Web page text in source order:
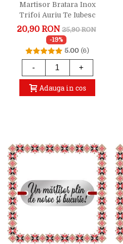
Martisor Bratara Inox
Trifoi Auriu Te Iubesc
Mama
20,90 RON 25,90 RON
-19%
5.00 (6)
- +
Adauga in cos